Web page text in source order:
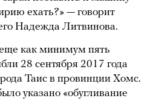
ехать?» — говорит
Надежда Литвинова.
как минимум пять
28 сентября 2017 года
Таис в провинции Хомс.
указано «обугливание